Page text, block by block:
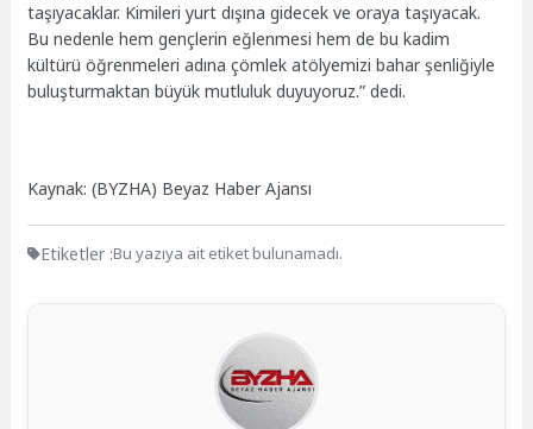
taşıyacaklar. Kimileri yurt dışına gidecek ve oraya taşıyacak.
Bu nedenle hem gençlerin eğlenmesi hem de bu kadim
kültürü öğrenmeleri adına çömlek atölyemizi bahar şenliğiyle
buluşturmaktan büyük mutluluk duyuyoruz.” dedi.
Kaynak: (BYZHA) Beyaz Haber Ajansı
Etiketler :Bu yazıya ait etiket bulunamadı.